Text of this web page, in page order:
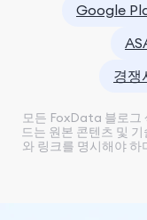
Google
경쟁
모든 FoxData 블로그
드는 원본 콘텐츠 및
와 링크를 명시해야 하